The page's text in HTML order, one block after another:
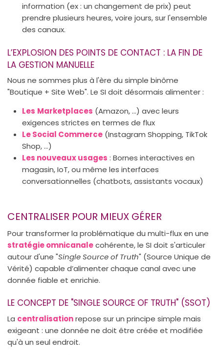
information (ex : un changement de prix) peut
prendre plusieurs heures, voire jours, sur l'ensemble
des canaux.
L’EXPLOSION DES POINTS DE CONTACT : LA FIN DE
LA GESTION MANUELLE
Nous ne sommes plus à l'ère du simple binôme
"Boutique + Site Web". Le SI doit désormais alimenter :
Les Marketplaces (Amazon, …) avec leurs
exigences strictes en termes de flux
Le Social Commerce (Instagram Shopping, TikTok
Shop, …)
Les nouveaux usages : Bornes interactives en
magasin, IoT, ou même les interfaces
conversationnelles (chatbots, assistants vocaux)
CENTRALISER POUR MIEUX GÉRER
Pour transformer la problématique du multi-flux en une
stratégie omnicanalecohérente, le SI doit s'articuler
autour d'une "Single Source of Truth" (Source Unique de
Vérité) capable d’alimenter chaque canal avec une
donnée fiable et enrichie.
LE CONCEPT DE "SINGLE SOURCE OF TRUTH" (SSOT)
La centralisationrepose sur un principe simple mais
exigeant : une donnée ne doit être créée et modifiée
qu'à un seul endroit.